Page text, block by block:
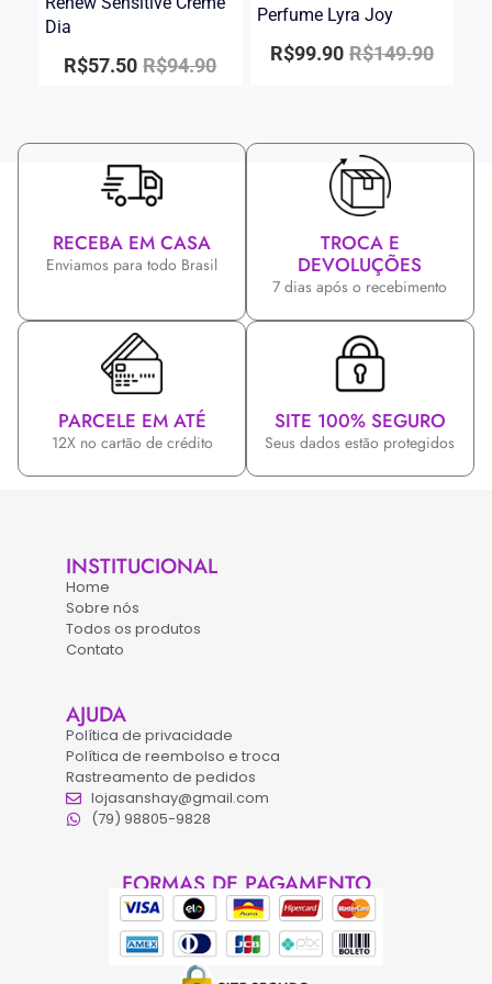
Dia
R$94.90
R$57.50
Perfume Lyra Joy
R$149.90
R$99.90
RECEBA EM CASA
Enviamos para todo Brasil
TROCA E
DEVOLUÇÕES
7 dias após o recebimento
PARCELE EM ATÉ
12X no cartão de crédito
SITE 100% SEGURO
Seus dados estão protegidos
INSTITUCIONAL
Home
Sobre nós
Todos os produtos
Contato
AJUDA
Política de privacidade
Política de reembolso e troca
Rastreamento de pedidos
lojasanshay@gmail.com
(79) 98805-9828
FORMAS DE PAGAMENTO